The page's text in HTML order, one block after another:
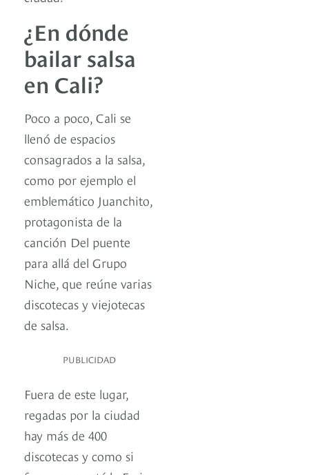
¿En dónde
bailar salsa
en Cali?
Poco a poco, Cali se
llenó de espacios
consagrados a la salsa,
como por ejemplo el
emblemático Juanchito,
protagonista de la
canción Del puente
para allá del Grupo
Niche, que reúne varias
discotecas y viejotecas
de salsa.
PUBLICIDAD
Fuera de este lugar,
regadas por la ciudad
hay más de 400
discotecas y como si